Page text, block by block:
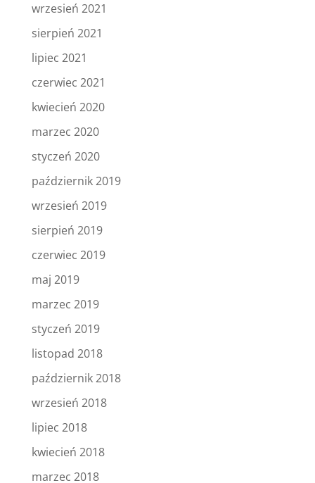
wrzesień 2021
sierpień 2021
lipiec 2021
czerwiec 2021
kwiecień 2020
marzec 2020
styczeń 2020
październik 2019
wrzesień 2019
sierpień 2019
czerwiec 2019
maj 2019
marzec 2019
styczeń 2019
listopad 2018
październik 2018
wrzesień 2018
lipiec 2018
kwiecień 2018
marzec 2018